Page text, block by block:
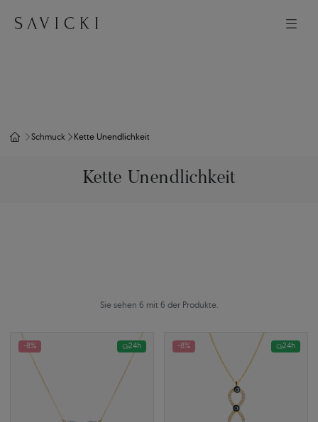
Schmuck Kette Unendlichkeit
Kette Unendlichkeit
Sie sehen 6 mit 6 der Produkte.
-8% 24h -8% 24h